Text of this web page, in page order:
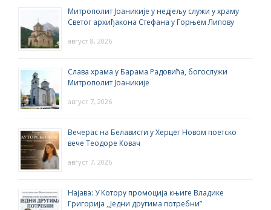
Митрополит Јоаникије у недјељу служи у храму
Светог архиђакона Стефана у Горњем Липову
август 8, 2026
Слава храма у Барама Радовића, богослужи
Митрополит Јоаникије
август 7, 2026
Вечерас на Белависти у Херцег Новом поетско
вече Теодоре Ковач
август 7, 2026
Најава: У Котору промоција књиге Владике
Григорија ,,Једни другима потребни”